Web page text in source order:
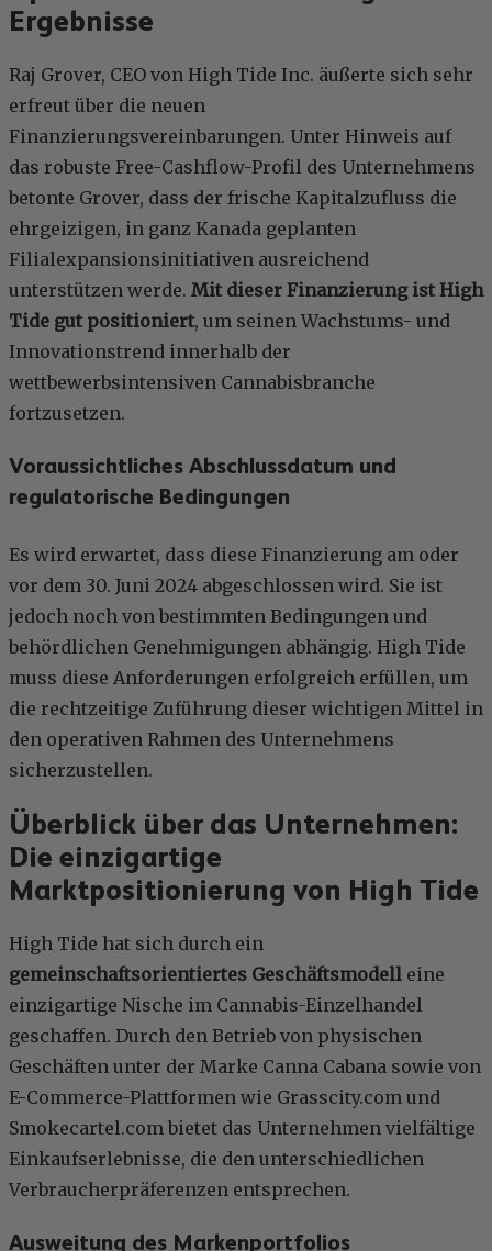
Ergebnisse
Raj Grover, CEO von High Tide Inc. äußerte sich sehr
erfreut über die neuen
Finanzierungsvereinbarungen. Unter Hinweis auf
das robuste Free-Cashflow-Profil des Unternehmens
betonte Grover, dass der frische Kapitalzufluss die
ehrgeizigen, in ganz Kanada geplanten
Filialexpansionsinitiativen ausreichend
unterstützen werde. Mit dieser Finanzierung ist High
Tide gut positioniert, um seinen Wachstums- und
Innovationstrend innerhalb der
wettbewerbsintensiven Cannabisbranche
fortzusetzen.
Voraussichtliches Abschlussdatum und
regulatorische Bedingungen
Es wird erwartet, dass diese Finanzierung am oder
vor dem 30. Juni 2024 abgeschlossen wird. Sie ist
jedoch noch von bestimmten Bedingungen und
behördlichen Genehmigungen abhängig. High Tide
muss diese Anforderungen erfolgreich erfüllen, um
die rechtzeitige Zuführung dieser wichtigen Mittel in
den operativen Rahmen des Unternehmens
sicherzustellen.
Überblick über das Unternehmen:
Die einzigartige
Marktpositionierung von High Tide
High Tide hat sich durch ein
gemeinschaftsorientiertes Geschäftsmodell eine
einzigartige Nische im Cannabis-Einzelhandel
geschaffen. Durch den Betrieb von physischen
Geschäften unter der Marke Canna Cabana sowie von
E-Commerce-Plattformen wie Grasscity.com und
Smokecartel.com bietet das Unternehmen vielfältige
Einkaufserlebnisse, die den unterschiedlichen
Verbraucherpräferenzen entsprechen.
Ausweitung des Markenportfolios